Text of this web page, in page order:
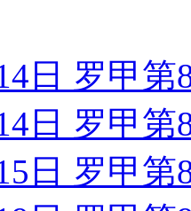
日 罗甲
日 罗甲
日 罗甲